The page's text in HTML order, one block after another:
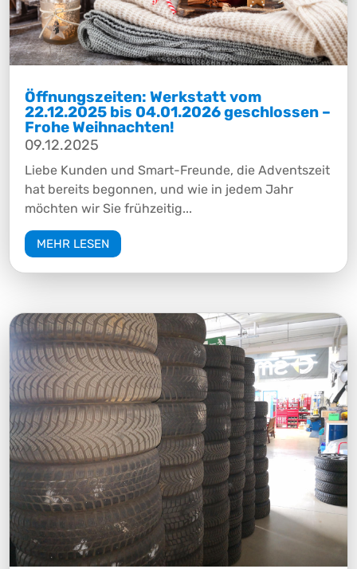
Öffnungszeiten: Werkstatt vom
22.12.2025 bis 04.01.2026 geschlossen –
Frohe Weihnachten!
09.12.2025
Liebe Kunden und Smart-Freunde, die Adventszeit
hat bereits begonnen, und wie in jedem Jahr
möchten wir Sie frühzeitig...
MEHR LESEN